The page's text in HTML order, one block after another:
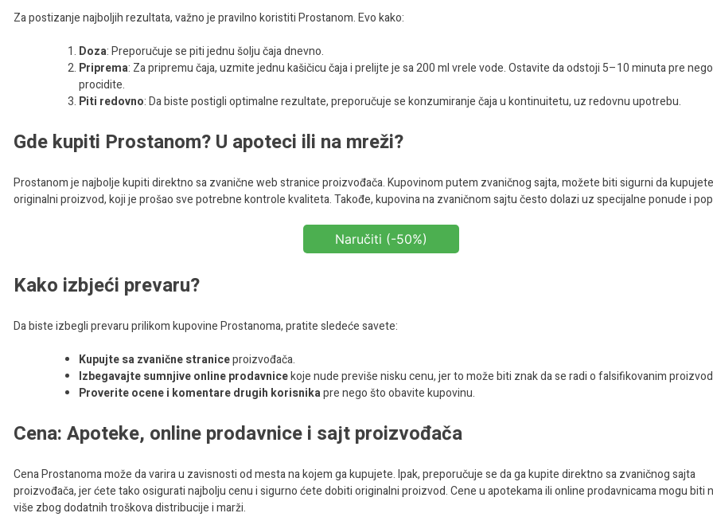
Za postizanje najboljih rezultata, važno je pravilno koristiti Prostanom. Evo kako:
Doza: Preporučuje se piti jednu šolju čaja dnevno.
Priprema: Za pripremu čaja, uzmite jednu kašičicu čaja i prelijte je sa 200 ml vrele vode. Ostavite da odstoji 5–10 minuta pre
procidite.
Piti redovno: Da biste postigli optimalne rezultate, preporučuje se konzumiranje čaja u kontinuitetu, uz redovnu upotrebu.
Gde kupiti Prostanom? U apoteci ili na mreži?
Prostanom je najbolje kupiti direktno sa zvanične web stranice proizvođača. Kupovinom putem zvaničnog sajta, možete biti sigurni da kupujete
originalni proizvod, koji je prošao sve potrebne kontrole kvaliteta. Takođe, kupovina na zvaničnom sajtu često dolazi uz specijalne ponude i
Naručiti (-50%)
Kako izbjeći prevaru?
Da biste izbegli prevaru prilikom kupovine Prostanoma, pratite sledeće savete:
Kupujte sa zvanične straniceproizvođača.
Izbegavajte sumnjive online prodavnicekoje nude previše nisku cenu, jer to može biti znak da se radi o falsifikovanim
Proverite ocene i komentare drugih korisnikapre nego što obavite kupovinu.
Cena: Apoteke, online prodavnice i sajt proizvođača
Cena Prostanoma može da varira u zavisnosti od mesta na kojem ga kupujete. Ipak, preporučuje se da ga kupite direktno sa zvaničnog sajta
proizvođača, jer ćete tako osigurati najbolju cenu i sigurno ćete dobiti originalni proizvod. Cene u apotekama ili online prodavnicama mogu biti
više zbog dodatnih troškova distribucije i marži.